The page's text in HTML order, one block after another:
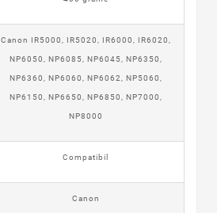
Canon IR5000, IR5020, IR6000, IR6020,
NP6050, NP6085, NP6045, NP6350,
NP6360, NP6060, NP6062, NP5060,
NP6150, NP6650, NP6850, NP7000,
NP8000
Compatibil
Canon